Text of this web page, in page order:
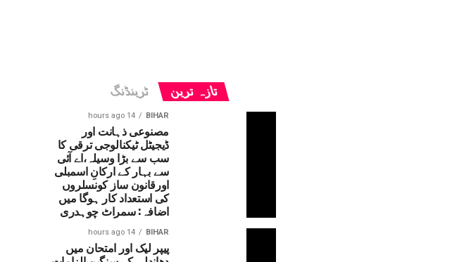
تازہ ترین ٹرینڈنگ
BIHAR
14 hours ago
مصنوعی ذہانت اور
ڈیجیٹل ٹیکنالوجی ترقی کا
سب سے بڑا وسیلہ،اے آئی
سے بہار کے ارکانِ اسمبلی
اورقانون ساز کونسلروں
کی استعداد کار ہوگا میں
اضافہ: سمراٹ چوہدری
BIHAR
14 hours ago
پیپر لیک اور امتحان میں